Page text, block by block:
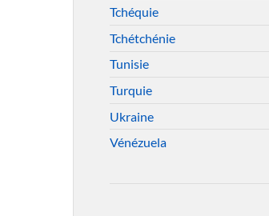
Tchéquie
Tchétchénie
Tunisie
Turquie
Ukraine
Vénézuela